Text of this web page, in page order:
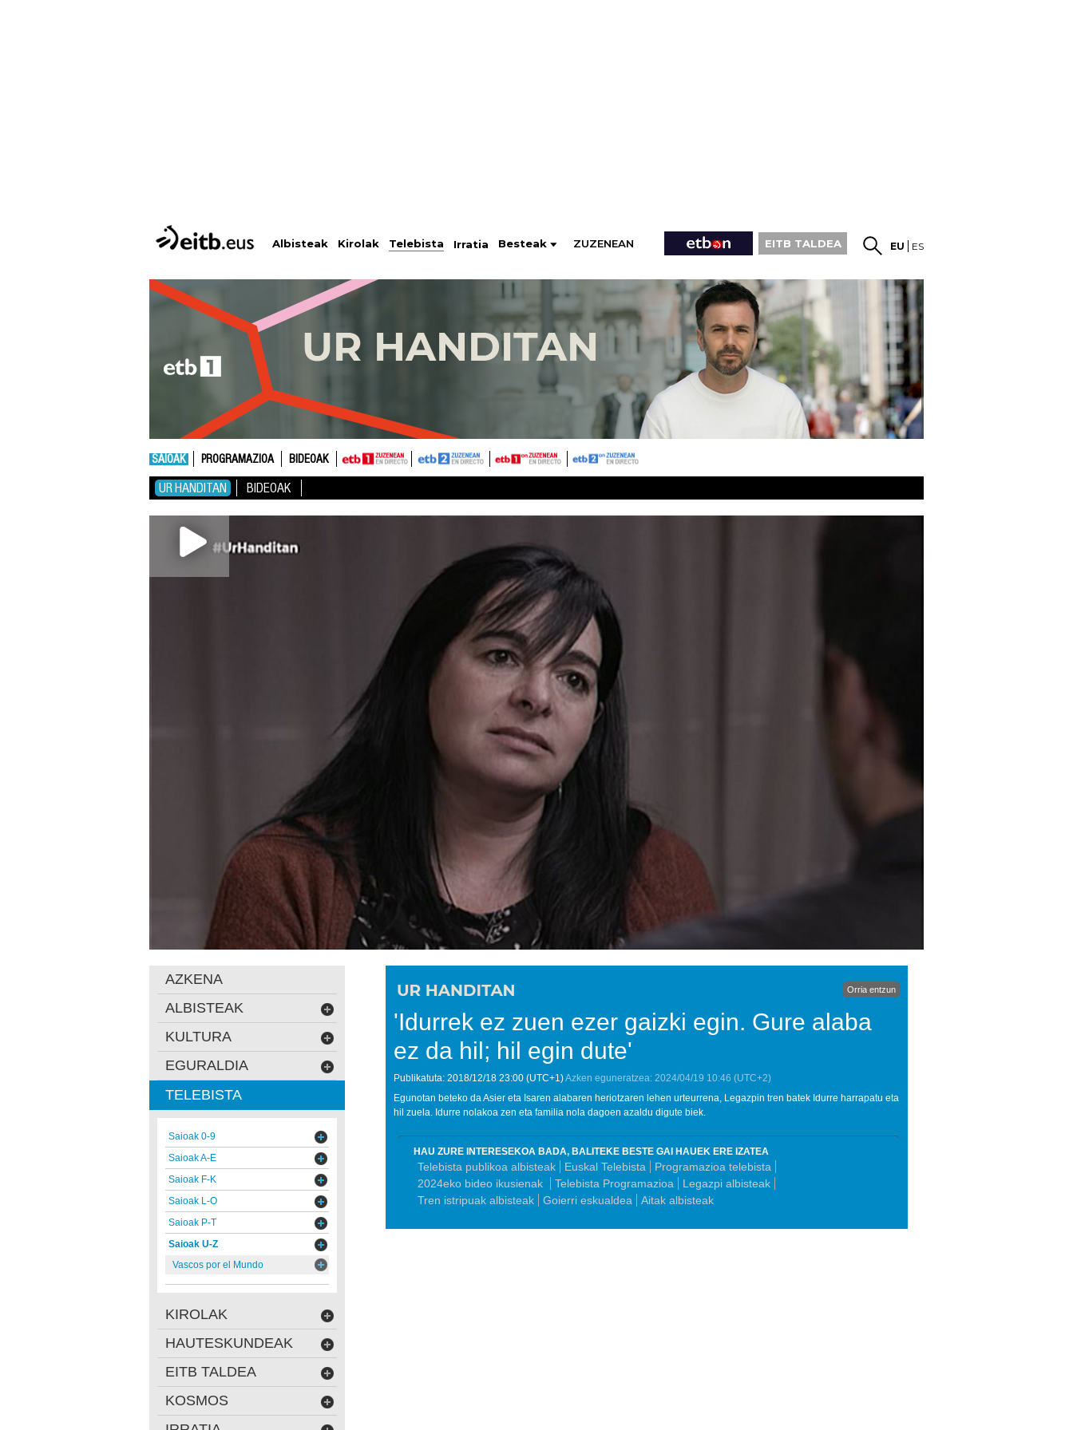
Albisteak Kirolak Telebista Irratia Besteak ZUZENEAN EITB TALDEA EU ES
SAIOAK PROGRAMAZIOA BIDEOAK
UR HANDITAN BIDEOAK
Orria entzun
'Idurrek ez zuen ezer gaizki egin. Gure alaba
ez da hil; hil egin dute'
Publikatuta: 2018/12/18 23:00 (UTC+1)Azken eguneratzea: 2024/04/19 10:46 (UTC+2)
Egunotan beteko da Asier eta Isaren alabaren heriotzaren lehen urteurrena, Legazpin tren batek Idurre harrapatu eta
hil zuela. Idurre nolakoa zen eta familia nola dagoen azaldu digute biek.
HAU ZURE INTERESEKOA BADA, BALITEKE BESTE GAI HAUEK ERE IZATEA
Telebista publikoa albisteak Euskal Telebista
Programazioa telebista
2024eko bideo ikusienak
Telebista Programazioa
Legazpi albisteak
Tren istripuak albisteak
Goierri eskualdea Aitak albisteak
AZKENA
ALBISTEAK
KULTURA
EGURALDIA
TELEBISTA
Saioak 0-9
Saioak A-E
Saioak F-K
Saioak L-O
Saioak P-T
Saioak U-Z
Vascos por el Mundo
KIROLAK
HAUTESKUNDEAK
EITB TALDEA
KOSMOS